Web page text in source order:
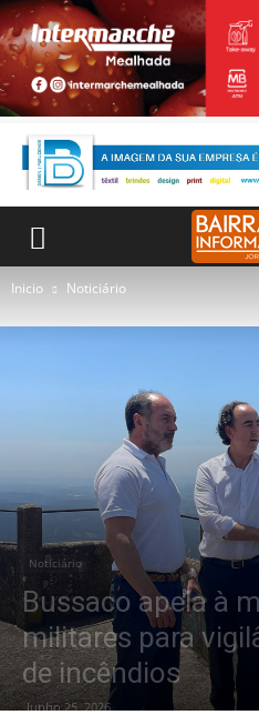
Inicio Noticiário
Noticiário
Bussaco apela à
militares para
de incêndios
Junho 25, 2026